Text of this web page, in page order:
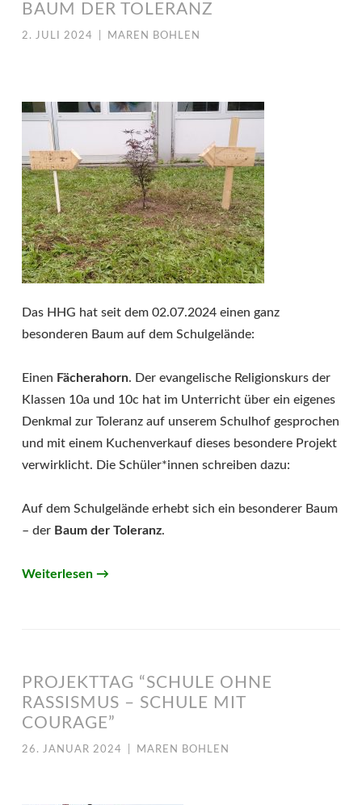
BAUM DER TOLERANZ
2. JULI 2024 MAREN BOHLEN
Das HHG hat seit dem 02.07.2024 einen ganz
besonderen Baum auf dem Schulgelände:
Einen Fächerahorn. Der evangelische Religionskurs der
Klassen 10a und 10c hat im Unterricht über ein eigenes
Denkmal zur Toleranz auf unserem Schulhof gesprochen
und mit einem Kuchenverkauf dieses besondere Projekt
verwirklicht. Die Schüler*innen schreiben dazu:
Auf dem Schulgelände erhebt sich ein besonderer Baum
– der Baum der Toleranz.
Weiterlesen →
PROJEKTTAG “SCHULE OHNE
RASSISMUS – SCHULE MIT
COURAGE”
26. JANUAR 2024 MAREN BOHLEN